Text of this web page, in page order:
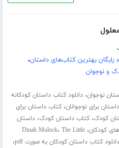
رایگان بهترین کتاب‌های داستان،
و نوجوان
نوجوان،دانلود کتاب داستان کودکانه
داستان برای نوجوانان،کتاب داستان برای
کودک،کتاب داستان کودک،داستان
کودکان، Dinah Mulock، The Little
دانلود کتاب داستان کودکان به صورت pdf ،